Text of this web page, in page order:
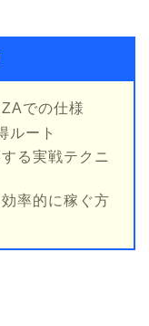
での仕様
ルート
る実戦テクニ
率的に稼ぐ方